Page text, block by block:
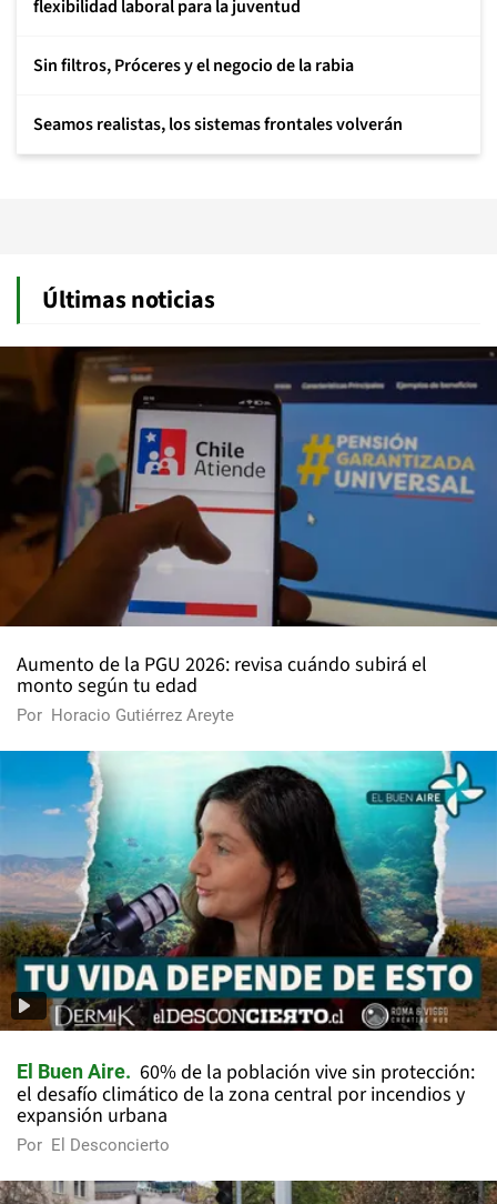
flexibilidad laboral para la juventud
Sin filtros, Próceres y el negocio de la rabia
Seamos realistas, los sistemas frontales volverán
Últimas noticias
Aumento de la PGU 2026: revisa cuándo subirá el
monto según tu edad
Por Horacio Gutiérrez Areyte
El Buen Aire
60% de la población vive sin protección:
el desafío climático de la zona central por incendios y
expansión urbana
Por El Desconcierto